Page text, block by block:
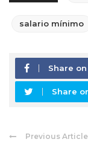
salario mínimo
Share
Share
Previous Article